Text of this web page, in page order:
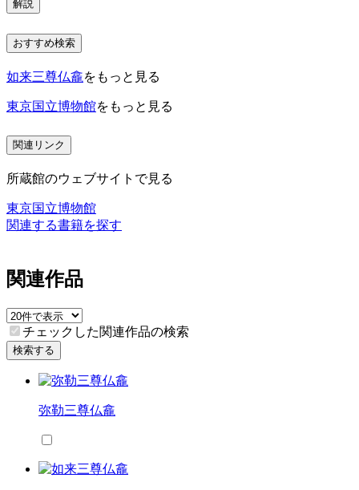
解説
おすすめ検索
如来三尊仏龕をもっと見る
東京国立博物館をもっと見る
関連リンク
所蔵館のウェブサイトで見る
東京国立博物館
関連する書籍を探す
関連作品
チェックした関連作品の検索
検索する
弥勒三尊仏龕